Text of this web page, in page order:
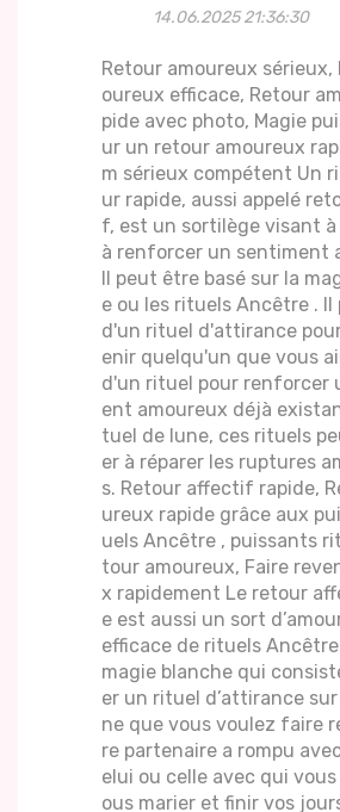
14.06.2025 21:36:30
Retour amoureux sérieux,
oureux efficace, Retour
pide avec photo, Magie
ur un retour amoureux
m sérieux compétent Un
ur rapide, aussi appelé
f, est un sortilège visant
à renforcer un sentiment
Il peut être basé sur la
e ou les rituels Ancêtre . Il
d'un rituel d'attirance
enir quelqu'un que vous
d'un rituel pour renforcer
ent amoureux déjà
tuel de lune, ces rituels
er à réparer les ruptures
s. Retour affectif rapide,
ureux rapide grâce aux
uels Ancêtre , puissants
tour amoureux, Faire
x rapidement Le retour
e est aussi un sort
efficace de rituels
magie blanche qui
er un rituel d’attirance
ne que vous voulez faire
re partenaire a rompu
elui ou celle avec qui
ous marier et finir vos